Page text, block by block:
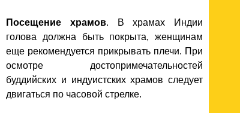
Посещение храмов. В храмах Индии
голова должна быть покрыта, женщинам
еще рекомендуется прикрывать плечи. При
осмотре достопримечательностей
буддийских и индуистских храмов следует
двигаться по часовой стрелке.